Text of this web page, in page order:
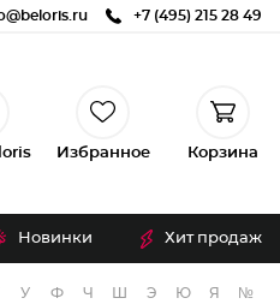
+7 (495) 215 28 49
Избранное Корзина
Новинки Хит продаж
У Ф Ч Э Ю Я №